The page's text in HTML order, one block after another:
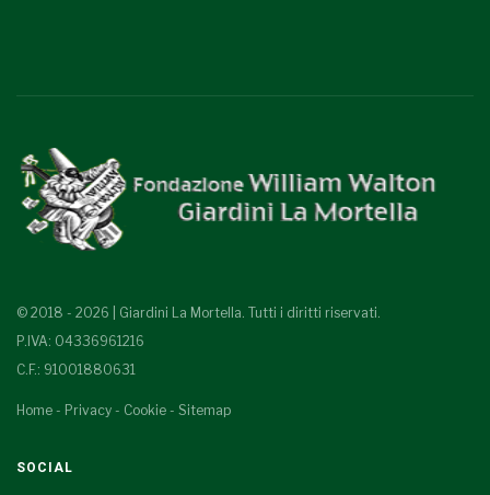
© 2018 - 2026 | Giardini La Mortella. Tutti i diritti riservati.
P.IVA: 04336961216
C.F.: 91001880631
Home - Privacy - Cookie - Sitemap
SOCIAL